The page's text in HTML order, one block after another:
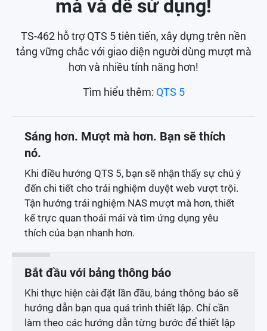
mà và dễ sử dụng!
TS-462 hỗ trợ QTS 5 tiên tiến, xây dựng trên nền
tảng vững chắc với giao diện người dùng mượt mà
hơn và nhiều tính năng hơn!
Tìm hiểu thêm: QTS 5
Sáng hơn. Mượt mà hơn. Bạn sẽ thích
nó.
Khi điều hướng QTS 5, bạn sẽ nhận thấy sự chú ý
đến chi tiết cho trải nghiệm duyệt web vượt trội.
Tận hưởng trải nghiệm NAS mượt mà hơn, thiết
kế trực quan thoải mái và tìm ứng dụng yêu
thích của bạn nhanh hơn.
Bắt đầu với bảng thông báo
Khi thực hiện cài đặt lần đầu, bảng thông báo sẽ
hướng dẫn bạn qua quá trình thiết lập. Chỉ cần
làm theo các hướng dẫn từng bước để thiết lập